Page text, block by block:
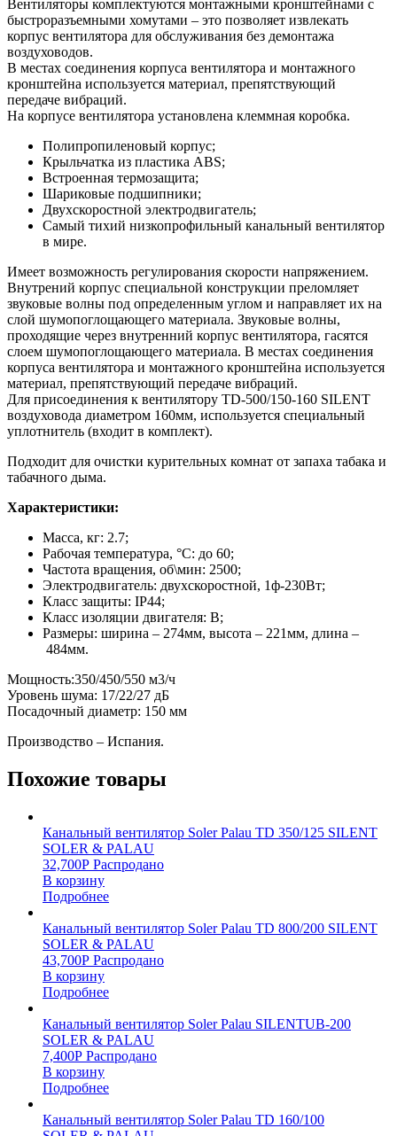
Вентиляторы комплектуются монтажными кронштейнами с
быстроразъемными хомутами – это позволяет извлекать
корпус вентилятора для обслуживания без демонтажа
воздуховодов.
В местах соединения корпуса вентилятора и монтажного
кронштейна используется материал, препятствующий
передаче вибраций.
На корпусе вентилятора установлена клеммная коробка.
Полипропиленовый корпус;
Крыльчатка из пластика ABS;
Встроенная термозащита;
Шариковые подшипники;
Двухскоростной электродвигатель;
Самый тихий низкопрофильный канальный вентилятор
в мире.
Имеет возможность регулирования скорости напряжением.
Внутрений корпус специальной конструкции преломляет
звуковые волны под определенным углом и направляет их на
слой шумопоглощающего материала. Звуковые волны,
проходящие через внутренний корпус вентилятора, гасятся
слоем шумопоглощающего материала. В местах соединения
корпуса вентилятора и монтажного кронштейна используется
материал, препятствующий передаче вибраций.
Для присоединения к вентилятору TD-500/150-160 SILENT
воздуховода диаметром 160мм, используется специальный
уплотнитель (входит в комплект).
Подходит для очистки курительных комнат от запаха табака и
табачного дыма.
Характеристики:
Масса, кг: 2.7;
Рабочая температура, °С: до 60;
Частота вращения, об\мин: 2500;
Электродвигатель: двухскоростной, 1ф-230Вт;
Класс защиты: IP44;
Класс изоляции двигателя: В;
Размеры: ширина – 274мм, высота – 221мм, длина –
484мм.
Мощность:350/450/550 м3/ч
Уровень шума: 17/22/27 дБ
Посадочный диаметр: 150 мм
Производство – Испания.
Похожие товары
Канальный вентилятор Soler Palau TD 350/125 SILENT
SOLER & PALAU
32,700Р Распродано
В корзину
Подробнее
Канальный вентилятор Soler Palau TD 800/200 SILENT
SOLER & PALAU
43,700Р Распродано
В корзину
Подробнее
Канальный вентилятор Soler Palau SILENTUB-200
SOLER & PALAU
7,400Р Распродано
В корзину
Подробнее
Канальный вентилятор Soler Palau TD 160/100